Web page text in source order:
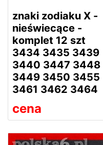
znaki zodiaku X -
nieświecące -
komplet 12 szt
3434 3435 3439
3440 3447 3448
3449 3450 3455
3461 3462 3464
cena